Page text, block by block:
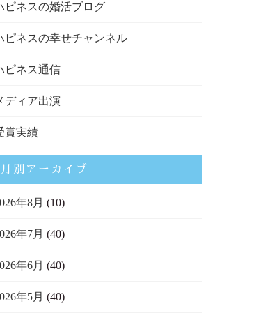
ピネスの婚活ブログ
ピネスの幸せチャンネル
ピネス通信
ディア出演
賞実績
月別アーカイブ
年8月 (10)
年7月 (40)
年6月 (40)
年5月 (40)